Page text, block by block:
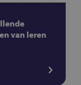
van leren